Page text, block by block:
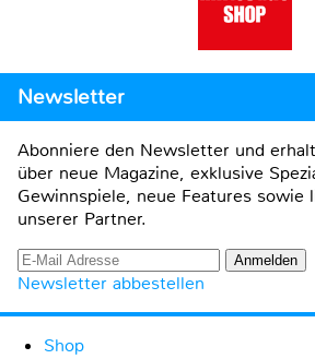
Newsletter
Abonniere den Newsletter und
über neue Magazine, exklusive
Gewinnspiele, neue Features sowie
unserer Partner.
Newsletter abbestellen
Shop